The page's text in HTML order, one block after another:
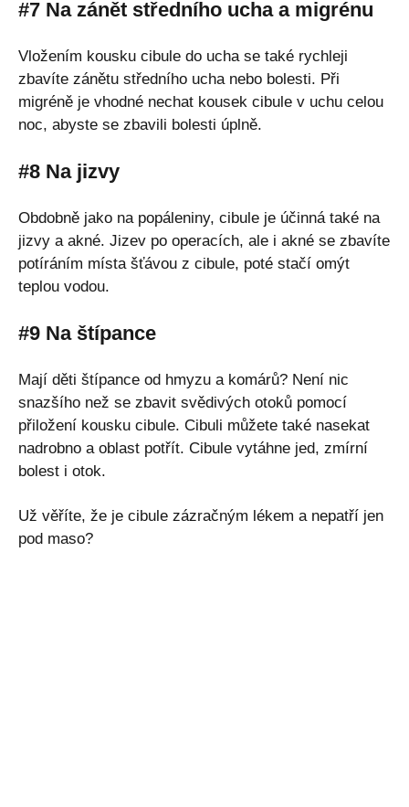
#7 Na zánět středního ucha a migrénu
Vložením kousku cibule do ucha se také rychleji
zbavíte zánětu středního ucha nebo bolesti. Při
migréně je vhodné nechat kousek cibule v uchu celou
noc, abyste se zbavili bolesti úplně.
#8 Na jizvy
Obdobně jako na popáleniny, cibule je účinná také na
jizvy a akné. Jizev po operacích, ale i akné se zbavíte
potíráním místa šťávou z cibule, poté stačí omýt
teplou vodou.
#9 Na štípance
Mají děti štípance od hmyzu a komárů? Není nic
snazšího než se zbavit svědivých otoků pomocí
přiložení kousku cibule. Cibuli můžete také nasekat
nadrobno a oblast potřít. Cibule vytáhne jed, zmírní
bolest i otok.
Už věříte, že je cibule zázračným lékem a nepatří jen
pod maso?